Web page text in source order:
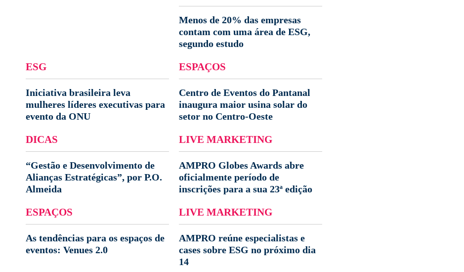
Menos de 20% das empresas
contam com uma área de ESG,
segundo estudo
ESG
Iniciativa brasileira leva
mulheres líderes executivas para
evento da ONU
ESPAÇOS
Centro de Eventos do Pantanal
inaugura maior usina solar do
setor no Centro-Oeste
DICAS
“Gestão e Desenvolvimento de
Alianças Estratégicas”, por P.O.
Almeida
LIVE MARKETING
AMPRO Globes Awards abre
oficialmente período de
inscrições para a sua 23ª edição
ESPAÇOS
As tendências para os espaços de
eventos: Venues 2.0
LIVE MARKETING
AMPRO reúne especialistas e
cases sobre ESG no próximo dia
14